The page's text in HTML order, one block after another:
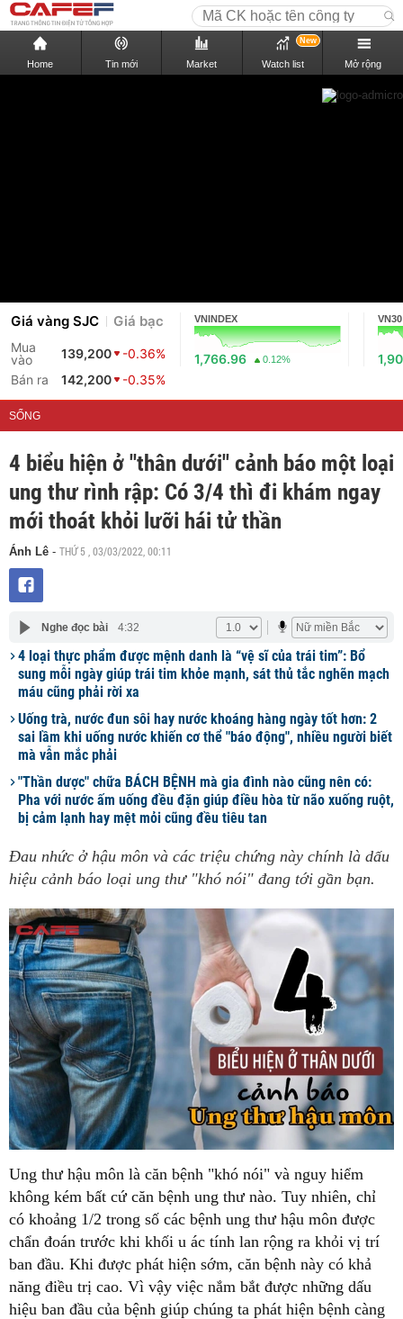
Home Tin mới Market Watch list
New
Mở rộng
Giá vàng SJC Giá bạc
Mua
vào
139,200
-0.36%
Bán ra
142,200 -0.35%
VNINDEX
1,766.96 0.12%
VN30
SỐNG
4 biểu hiện ở "thân dưới" cảnh báo một loại
ung thư rình rập: Có 3/4 thì đi khám ngay
mới thoát khỏi lưỡi hái tử thần
Ánh Lê - THỨ 5 , 03/03/2022, 00:11
Nghe đọc bài 4:32
4 loại thực phẩm được mệnh danh là “vệ sĩ của trái tim”: Bổ
sung mỗi ngày giúp trái tim khỏe mạnh, sát thủ tắc nghẽn mạch
máu cũng phải rời xa
Uống trà, nước đun sôi hay nước khoáng hàng ngày tốt hơn: 2
sai lầm khi uống nước khiến cơ thể "báo động", nhiều người biết
mà vẫn mắc phải
"Thần dược" chữa BÁCH BỆNH mà gia đình nào cũng nên có:
Pha với nước ấm uống đều đặn giúp điều hòa từ não xuống ruột,
bị cảm lạnh hay mệt mỏi cũng đều tiêu tan
Đau nhức ở hậu môn và các triệu chứng này chính là dấu
hiệu cảnh báo loại ung thư "khó nói" đang tới gần bạn.
Ung thư hậu môn là căn bệnh "khó nói" và nguy hiểm
không kém bất cứ căn bệnh ung thư nào. Tuy nhiên, chỉ
có khoảng 1/2 trong số các bệnh ung thư hậu môn được
chẩn đoán trước khi khối u ác tính lan rộng ra khỏi vị trí
ban đầu. Khi được phát hiện sớm, căn bệnh này có khả
năng điều trị cao. Vì vậy việc nắm bắt được những dấu
hiệu ban đầu của bệnh giúp chúng ta phát hiện bệnh càng